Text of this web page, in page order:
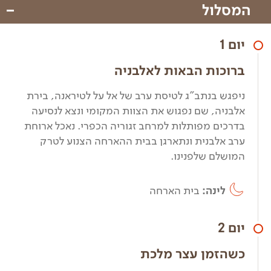
המסלול
יום 1
ברוכות הבאות לאלבניה
ניפגש בנתב"ג לטיסת ערב של אל על לטיראנה, בירת
אלבניה, שם נפגוש את הצוות המקומי ונצא לנסיעה
בדרכים מפותלות למרחב זגוריה הכפרי. נאכל ארוחת
ערב אלבנית ונתארגן בבית ההארחה הצנוע לטרק
המושלם שלפנינו.
לינה: בית הארחה
יום 2
כשהזמן עצר מלכת